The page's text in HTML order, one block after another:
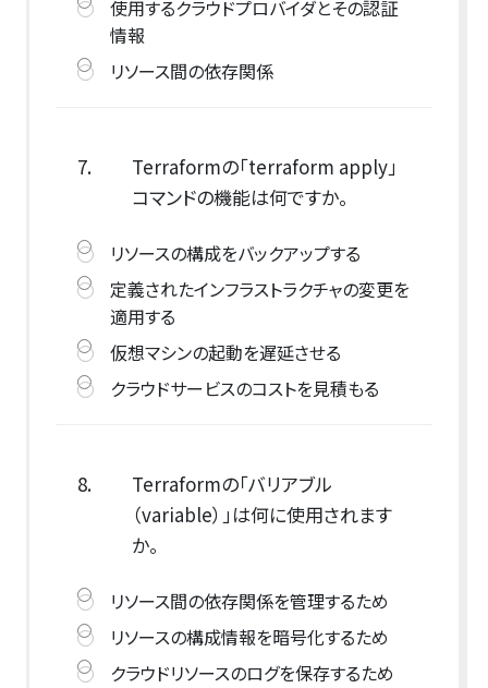
使用するクラウドプロバイダとその認証
情報
リソース間の依存関係
7.
Terraformの「terraform apply」
コマンドの機能は何ですか。
リソースの構成をバックアップする
定義されたインフラストラクチャの変更を
適用する
仮想マシンの起動を遅延させる
クラウドサービスのコストを見積もる
8.
Terraformの「バリアブル
（variable）」は何に使用されます
か。
リソース間の依存関係を管理するため
リソースの構成情報を暗号化するため
クラウドリソースのログを保存するため